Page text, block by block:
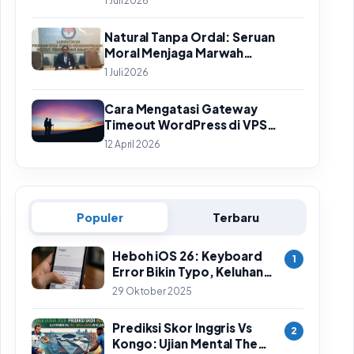
Natural Tanpa Ordal: Seruan
Moral Menjaga Marwah
Perguruan Tinggi
1 Juli 2026
Cara Mengatasi Gateway
Timeout WordPress di VPS
HestiaCP Sampai Tuntas
12 April 2026
Populer Terbaru
Heboh iOS 26: Keyboard
Error Bikin Typo, Keluhan
Meluas & Langkah
29 Oktober 2025
1
Prediksi Skor Inggris Vs
Kongo: Ujian Mental The
2